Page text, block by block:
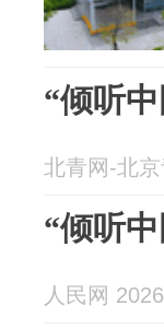
“倾听
北青网-北
“倾听
人民网